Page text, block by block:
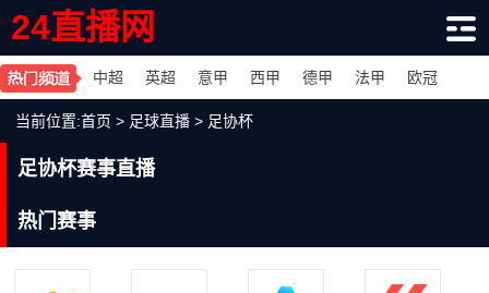
24直播网
中超 英超 意甲 西甲 德甲 法甲 欧冠
当前位置:首页 > 足球直播 > 足协杯
足协杯赛事直播
热门赛事